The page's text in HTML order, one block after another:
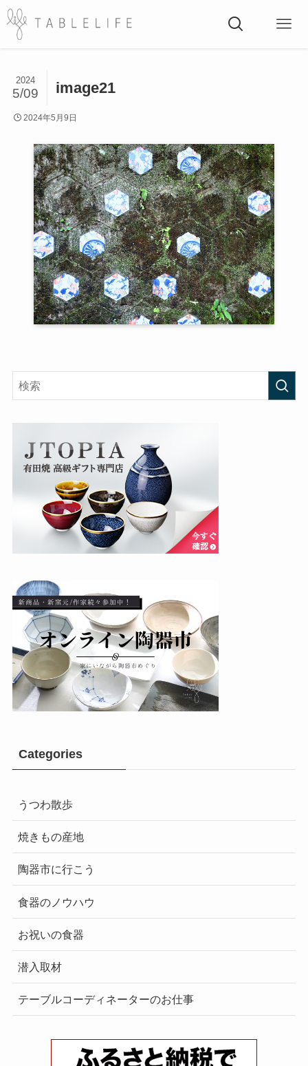
image21
2024
5/09
2024年5月9日
Categories
うつわ散歩
焼きもの産地
陶器市に行こう
食器のノウハウ
お祝いの食器
潜入取材
テーブルコーディネーターのお仕事